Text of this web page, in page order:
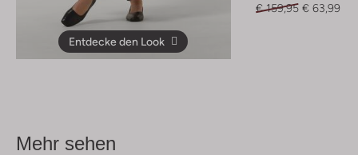
Entdecke den Look
€ 159,95 € 63,99
Mehr sehen